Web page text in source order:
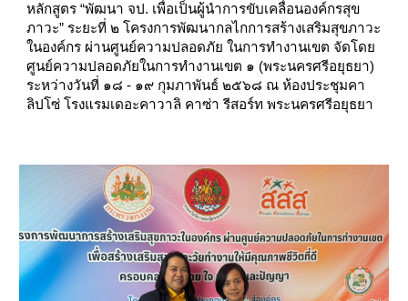
หลักสูตร “พัฒนา จป. เพื่อเป็นผู้นำการขับเคลื่อนองค์กรสุข
ภาวะ” ระยะที่ ๒ โครงการพัฒนากลไกการสร้างเสริมสุขภาวะ
ในองค์กร ผ่านศูนย์ความปลอดภัย ในการทํางานเขต จัดโดย
ศูนย์ความปลอดภัยในการทำงานเขต ๑ (พระนครศรีอยุธยา)
ระหว่างวันที่ ๑๘ - ๑๙ กุมภาพันธ์ ๒๕๖๘ ณ ห้องประชุมคา
ลิปโซ่ โรงแรมเดอะคาวาลิ คาซ่า รีสอร์ท พระนครศรีอยุธยา